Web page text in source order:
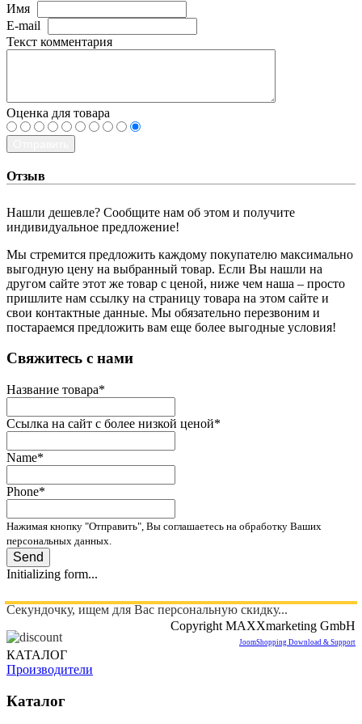
Имя
E-mail
Текст комментария
Оценка для товара
Отзыв
Нашли дешевле? Сообщите нам об этом и получите
индивидуальное предложение!
Мы стремится предложить каждому покупателю максимально
выгодную цену на выбранный товар. Если Вы нашли на
другом сайте этот же товар с ценой, ниже чем наша – просто
пришлите нам ссылку на страницу товара на этом сайте и
свои контактные данные. Мы обязательно перезвоним и
постараемся предложить вам еще более выгодные условия!
­Свяжитесь с нами
Название товара*
Ссылка на сайт с более низкой ценой*
Name*
Phone*
Нажимая кнопку "Отправить", Вы соглашаетесь на обработку Ваших
персональных данных.
Send
Initializing form...
Секундочку, ищем для Вас персональную скидку...
Copyright MAXXmarketing GmbH
JoomShopping Download & Support
КАТАЛОГ
Производители
Каталог